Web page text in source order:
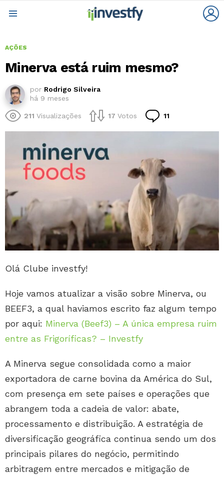
AÇÕES
Minerva está ruim mesmo?
por Rodrigo Silveira
há 9 meses
211 Visualizações 17 Votos 11
Olá Clube investfy!
Hoje vamos atualizar a visão sobre Minerva, ou
BEEF3, a qual haviamos escrito faz algum tempo
por aqui: Minerva (Beef3) – A única empresa ruim
entre as Frigoríficas? – Investfy
A Minerva segue consolidada como a maior
exportadora de carne bovina da América do Sul,
com presença em sete países e operações que
abrangem toda a cadeia de valor: abate,
processamento e distribuição. A estratégia de
diversificação geográfica continua sendo um dos
principais pilares do negócio, permitindo
arbitragem entre mercados e mitigação de